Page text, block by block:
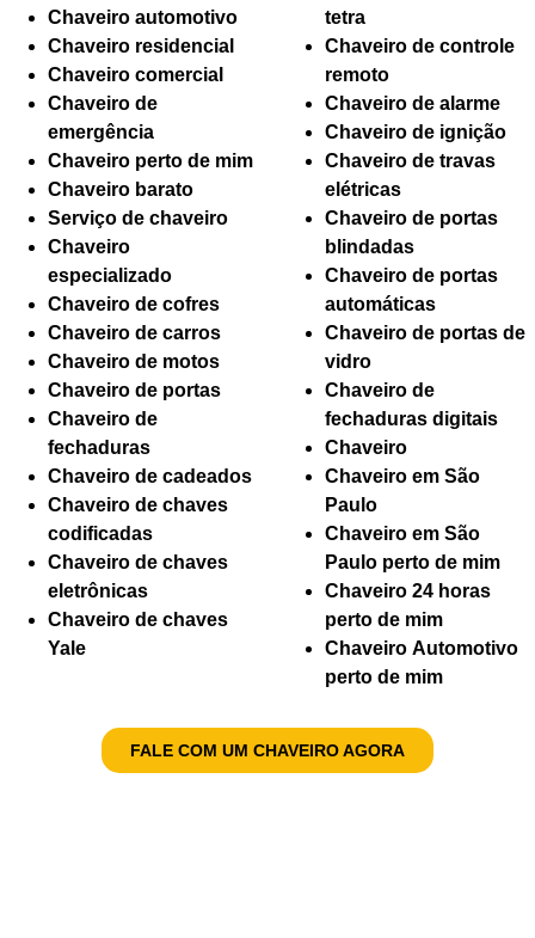
Chaveiro automotivo
Chaveiro residencial
Chaveiro comercial
Chaveiro de
emergência
Chaveiro perto de mim
Chaveiro barato
Serviço de chaveiro
Chaveiro
especializado
Chaveiro de cofres
Chaveiro de carros
Chaveiro de motos
Chaveiro de portas
Chaveiro de
fechaduras
Chaveiro de cadeados
Chaveiro de chaves
codificadas
Chaveiro de chaves
eletrônicas
Chaveiro de chaves
Yale
tetra
Chaveiro de controle
remoto
Chaveiro de alarme
Chaveiro de ignição
Chaveiro de travas
elétricas
Chaveiro de portas
blindadas
Chaveiro de portas
automáticas
Chaveiro de portas de
vidro
Chaveiro de
fechaduras digitais
Chaveiro
Chaveiro em São
Paulo
Chaveiro em São
Paulo perto de mim
Chaveiro 24 horas
perto de mim
Chaveiro Automotivo
perto de mim
FALE COM UM CHAVEIRO AGORA